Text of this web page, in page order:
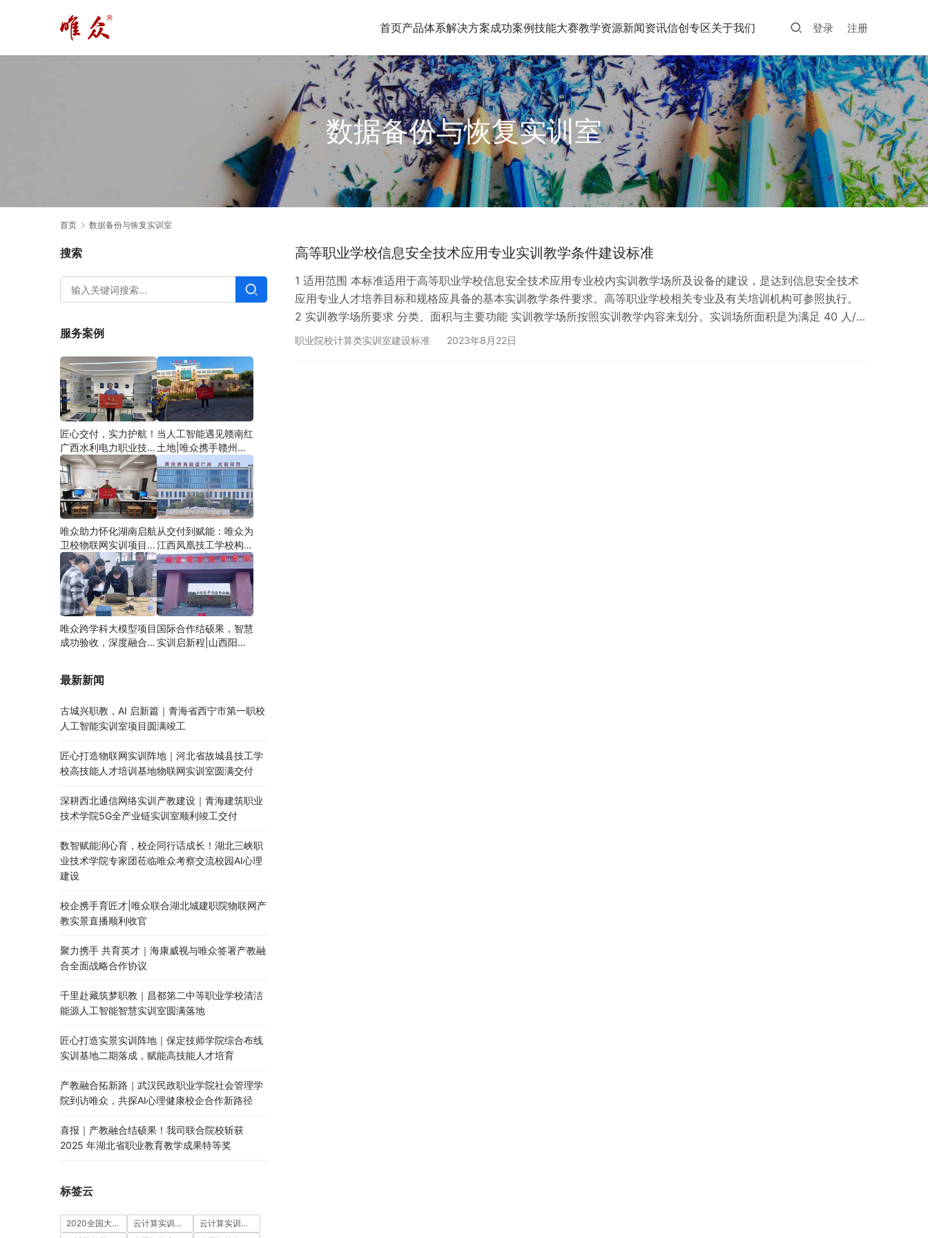
首页产品体系解决方案成功案例技能大赛教学资源新闻资讯信创专区关于我们 登录 注册
数据备份与恢复实训室
首页 数据备份与恢复实训室
高等职业学校信息安全技术应用专业实训教学条件建设标准
1 适用范围 本标准适用于高等职业学校信息安全技术应用专业校内实训教学场所及设备的建设，是达到信息安全技术
应用专业人才培养目标和规格应具备的基本实训教学条件要求。高等职业学校相关专业及有关培训机构可参照执行。
2 实训教学场所要求 分类、面积与主要功能 实训教学场所按照实训教学内容来划分。实训场所面积是为满足 40 人/班
同时开展实训教学的要求。实训教学场所分类、面积与主要功能见表 1。 表 1 实训教学场所分类、面积与主要功能
职业院校计算类实训室建设标准 2023年8月22日
搜索
服务案例
匠心交付，实力护航！
广西水利电力职业技术
学院智慧建筑综合布线
实训项目圆满落地
当人工智能遇见赣南红
土地|唯众携手赣州农
校，开辟涉农职教
“AI+农业”新路径
唯众助力怀化湖南启航
卫校物联网实训项目圆
满交付，共筑医工融合
人才培养新生态
从交付到赋能：唯众为
江西凤凰技工学校构建
“教、学、做”一体化网
络实训环境
唯众跨学科大模型项目
成功验收，深度融合边
级
国际合作结硕果，智慧
实训启新程|山西阳泉
最新新闻
古城兴职教，AI 启新篇｜青海省西宁市第一职校
人工智能实训室项目圆满竣工
匠心打造物联网实训阵地｜河北省故城县技工学
校高技能人才培训基地物联网实训室圆满交付
深耕西北通信网络实训产教建设｜青海建筑职业
技术学院5G全产业链实训室顺利竣工交付
数智赋能润心育，校企同行话成长！湖北三峡职
业技术学院专家团莅临唯众考察交流校园AI心理
建设
校企携手育匠才|唯众联合湖北城建职院物联网产
教实景直播顺利收官
聚力携手 共育英才｜海康威视与唯众签署产教融
合全面战略合作协议
千里赴藏筑梦职教｜昌都第二中等职业学校清洁
能源人工智能智慧实训室圆满落地
匠心打造实景实训阵地｜保定技师学院综合布线
实训基地二期落成，赋能高技能人才培育
产教融合拓新路｜武汉民政职业学院社会管理学
院到访唯众，共探AI心理健康校企合作新路径
喜报｜产教融合结硕果！我司联合院校斩获
2025 年湖北省职业教育教学成果特等奖
标签云
2020全国大学生5G技术及应用大赛 云计算实训室建设方案
云计算实训平台